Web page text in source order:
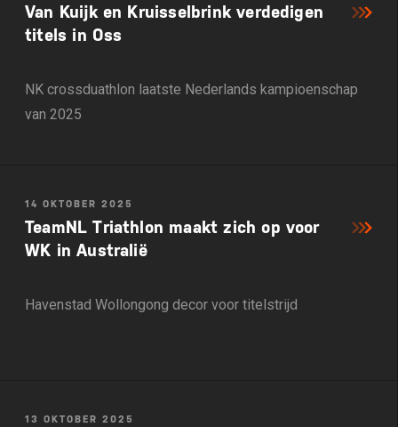
Van Kuijk en Kruisselbrink verdedigen
titels in Oss
NK crossduathlon laatste Nederlands kampioenschap
van 2025
14 OKTOBER 2025
TeamNL Triathlon maakt zich op voor
WK in Australië
Havenstad Wollongong decor voor titelstrijd
13 OKTOBER 2025